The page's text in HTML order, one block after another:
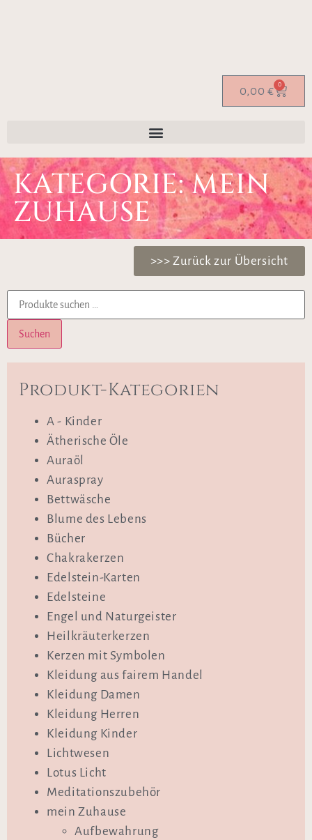
0,00 € 0
KATEGORIE: MEIN
ZUHAUSE
>>> Zurück zur Übersicht
Suchen
Produkt-Kategorien
A - Kinder
Ätherische Öle
Auraöl
Auraspray
Bettwäsche
Blume des Lebens
Bücher
Chakrakerzen
Edelstein-Karten
Edelsteine
Engel und Naturgeister
Heilkräuterkerzen
Kerzen mit Symbolen
Kleidung aus fairem Handel
Kleidung Damen
Kleidung Herren
Kleidung Kinder
Lichtwesen
Lotus Licht
Meditationszubehör
mein Zuhause
Aufbewahrung